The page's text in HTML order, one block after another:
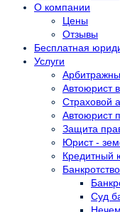
О компании
Цены
Отзывы
Бесплатная
Услуги
Автоюрист
Страховой
Автоюрист
Защита
Юрист -
Кредитный
Суд